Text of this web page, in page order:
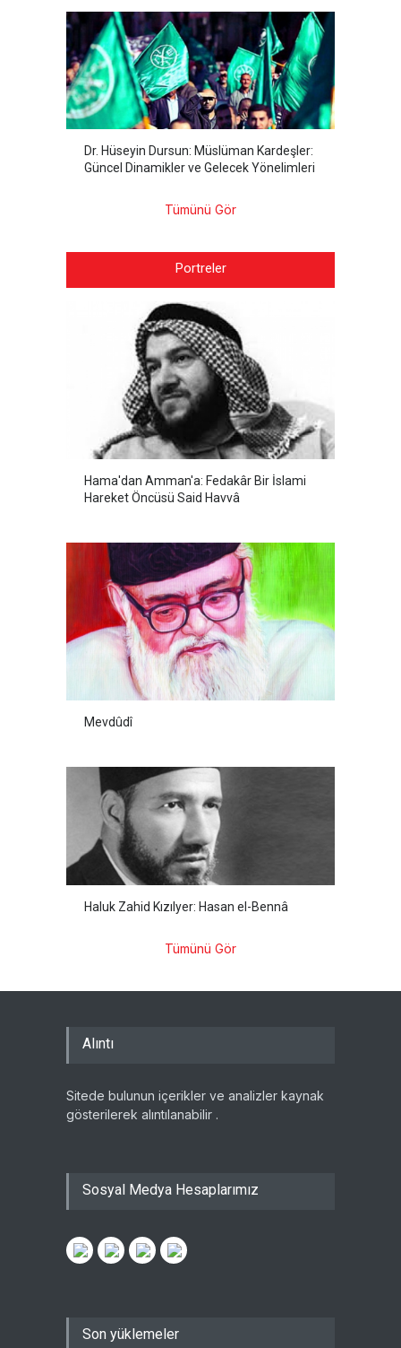
Dr. Hüseyin Dursun: Müslüman Kardeşler:
Güncel Dinamikler ve Gelecek Yönelimleri
Tümünü Gör
Portreler
Hama'dan Amman'a: Fedakâr Bir İslami
Hareket Öncüsü Said Havvâ
Mevdûdî
Haluk Zahid Kızılyer: Hasan el-Bennâ
Tümünü Gör
Alıntı
Sitede bulunun içerikler ve analizler kaynak
gösterilerek alıntılanabilir .
Sosyal Medya Hesaplarımız
Son yüklemeler